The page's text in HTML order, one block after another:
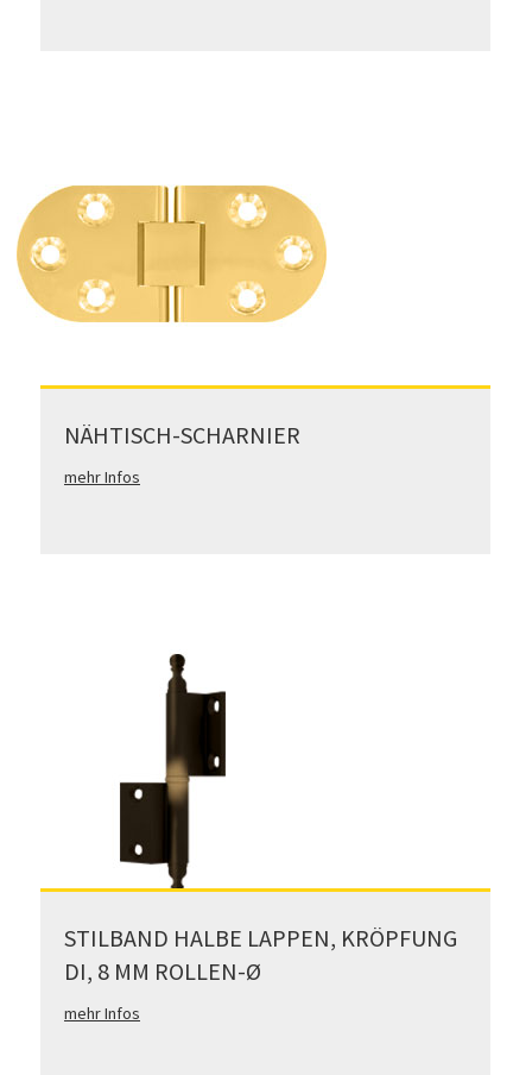
NÄHTISCH-SCHARNIER
mehr Infos
STILBAND HALBE LAPPEN, KRÖPFUNG
DI, 8 MM ROLLEN-Ø
mehr Infos